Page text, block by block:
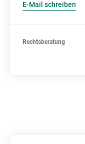
E-Mail schreiben
Rechtsberatung